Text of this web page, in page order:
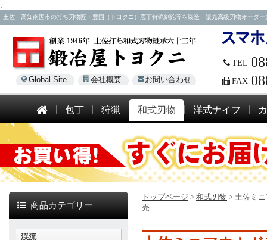
.
土佐・高知南国市の打ち刃物匠・豊国（トヨクニ）庖丁狩猟剣鉈等を製造・販売高級刃物オーダ
Global Site 会社概要 お問い合わせ
TEL
FAX
包丁 狩猟 和式刃物 洋式ナイフ
トップページ > 和式刃物 > 土佐ミ
売
商品カテゴリー
渓流